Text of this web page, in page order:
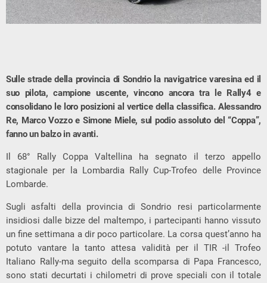
Sulle strade della provincia di Sondrio la navigatrice varesina ed il
suo pilota, campione uscente, vincono ancora tra le Rally4 e
consolidano le loro posizioni al vertice della classifica. Alessandro
Re, Marco Vozzo e Simone Miele, sul podio assoluto del “Coppa”,
fanno un balzo in avanti.
Il 68° Rally Coppa Valtellina ha segnato il terzo appello
stagionale per la Lombardia Rally Cup-Trofeo delle Province
Lombarde.
Sugli asfalti della provincia di Sondrio resi particolarmente
insidiosi dalle bizze del maltempo, i partecipanti hanno vissuto
un fine settimana a dir poco particolare. La corsa quest’anno ha
potuto vantare la tanto attesa validità per il TIR -il Trofeo
Italiano Rally-ma seguito della scomparsa di Papa Francesco,
sono stati decurtati i chilometri di prove speciali con il totale